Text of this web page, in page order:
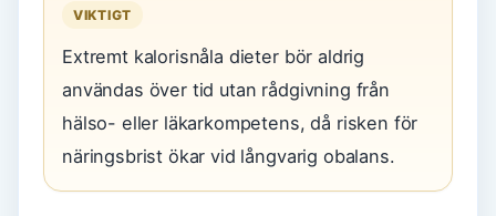
VIKTIGT
Extremt kalorisnåla dieter bör aldrig
användas över tid utan rådgivning från
hälso- eller läkarkompetens, då risken för
näringsbrist ökar vid långvarig obalans.